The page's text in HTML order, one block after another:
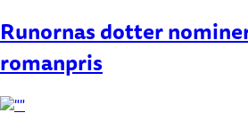
Runornas dotter
romanpris